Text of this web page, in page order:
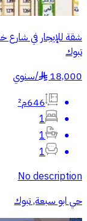
شقة للإيجار في شارع
تبوك
18,000
§
/سنوي
646م²
1
1
1
No description
حي ابو سبعة, تبوك